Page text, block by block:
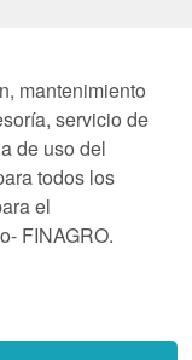
mantenimiento
servicio de
de uso del
todos los
el
FINAGRO.